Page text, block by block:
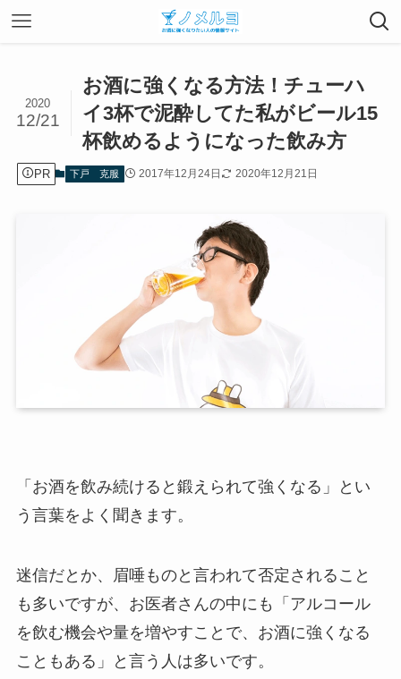
お酒に強くなる方法！チューハ
イ3杯で泥酔してた私がビール15
杯飲めるようになった飲み方
2020
12/21
PR 下戸 克服 2017年12月24日 2020年12月21日
「お酒を飲み続けると鍛えられて強くなる」
とい
う言葉をよく聞きます。
迷信だとか、眉唾ものと言われて否定されること
も多いですが、お医者さんの中にも「アルコール
を飲む機会や量を増やすことで、お酒に強くなる
こともある」と言う人は多いです。